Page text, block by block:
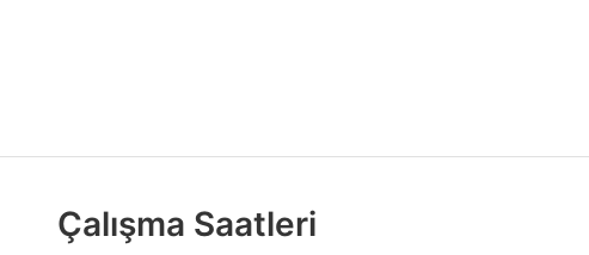
Çalışma Saatleri